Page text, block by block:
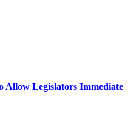
Allow Legislators Immediate